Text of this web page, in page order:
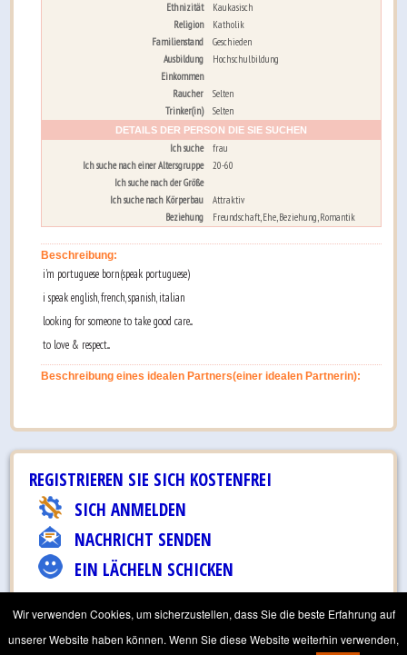
Ethnizität
Kaukasisch
Religion
Katholik
Familienstand
Geschieden
Ausbildung
Hochschulbildung
Einkommen
Raucher
Selten
Trinker(in)
Selten
DETAILS DER PERSON DIE SIE SUCHEN
Ich suche
frau
Ich suche nach einer Altersgruppe
20-60
Ich suche nach der Größe
Ich suche nach Körperbau
Attraktiv
Beziehung
Freundschaft, Ehe, Beziehung, Romantik
Beschreibung:
i'm portuguese born(speak portuguese)
i speak english, french, spanish, italian
looking for someone to take good care...
to love & respect...
Beschreibung eines idealen Partners(einer idealen Partnerin):
REGISTRIEREN SIE SICH KOSTENFREI
SICH ANMELDEN
NACHRICHT SENDEN
EIN LÄCHELN SCHICKEN
E-MAIL AN FREUNDE
Wir verwenden Cookies, um sicherzustellen, dass Sie die beste Erfahrung auf
unserer Website haben können. Wenn Sie diese Website weiterhin verwenden,